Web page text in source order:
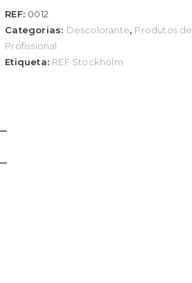
REF: 0012
Categorias: Descolorante, Produtos
Profissional
Etiqueta: REF Stockholm